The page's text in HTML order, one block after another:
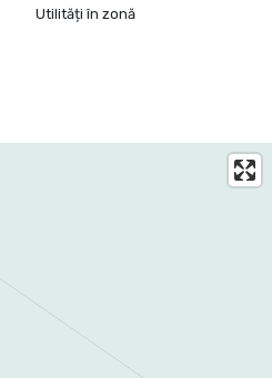
Utilități în zonă